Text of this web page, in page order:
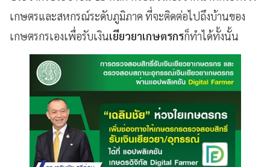
เกษตรและสหกรณ์ระดับภูมิภาค ที่จะติดต่อไปถึงบ้านของ
เกษตรกรเองเพื่อรับเงินเยียวยาเกษตรกรก็ทำได้ทั้งนั้น